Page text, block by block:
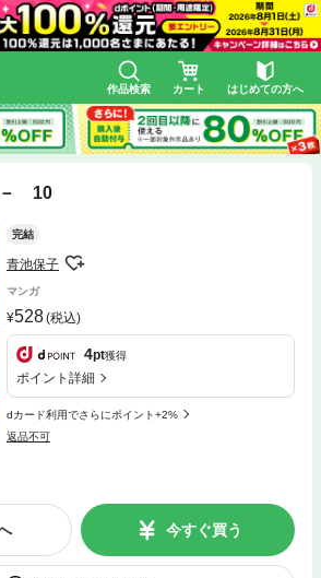
作品検索 カート はじめての方へ
－ 10
完結
青池保子
マンガ
528(税込)
4pt獲得
ポイント詳細
dカード利用でさらにポイント+2%
返品不可
今すぐ買う